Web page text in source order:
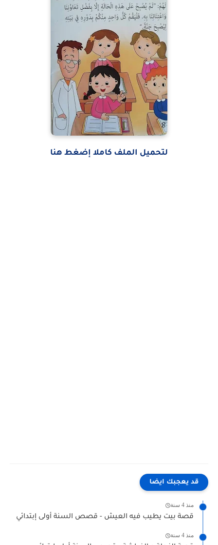
لتحميل الملف كاملا إضغط هنا
قد يعجبك ايضا
منذ 4 سنة
قصة بيت يطيب فيه العيش - قصص السنة أولى إبتدائي
منذ 4 سنة